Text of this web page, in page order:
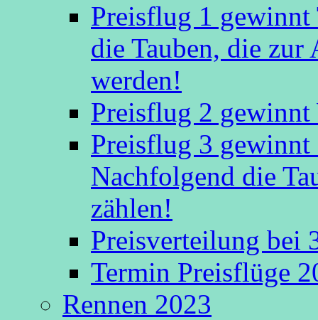
Preisflug 1 gewinnt
die Tauben, die zur
werden!
Preisflug 2
Preisflug 3
Nachfolgend die
zählen!
Preisverteilung bei
Termin Preisflüge
Rennen 2023